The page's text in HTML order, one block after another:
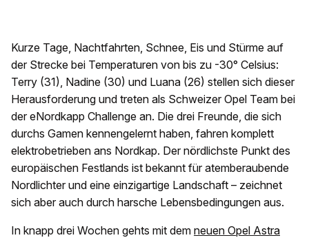
Kurze Tage, Nachtfahrten, Schnee, Eis und Stürme auf
der Strecke bei Temperaturen von bis zu -30° Celsius:
Terry (31), Nadine (30) und Luana (26) stellen sich dieser
Herausforderung und treten als Schweizer Opel Team bei
der eNordkapp Challenge an. Die drei Freunde, die sich
durchs Gamen kennengelernt haben, fahren komplett
elektrobetrieben ans Nordkap. Der nördlichste Punkt des
europäischen Festlands ist bekannt für atemberaubende
Nordlichter und eine einzigartige Landschaft – zeichnet
sich aber auch durch harsche Lebensbedingungen aus.
In knapp drei Wochen gehts mit dem neuen Opel Astra